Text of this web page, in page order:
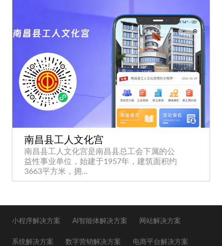
南昌县工人文化宫
南昌县工人文化宫是南昌县总工会下属的公
益性事业单位，始建于1957年，建筑面积约
3663平方米，拥...
小程序解决方案 AI智能体解决方案 网站解决方案
系统解决方案 数字营销解决方案 电商平台解决方案